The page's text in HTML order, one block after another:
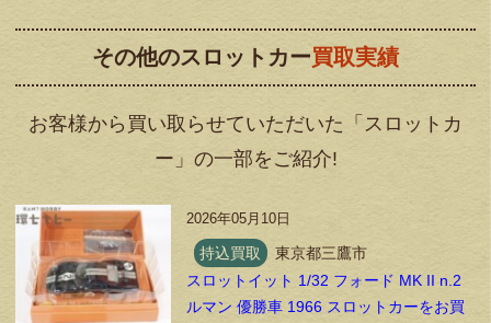
その他のスロットカー買取実績
お客様から買い取らせていただいた「スロットカ
ー」の一部をご紹介!
2026年05月10日
持込買取
東京都三鷹市
スロットイット 1/32 フォード MK II n.2
ルマン 優勝車 1966 スロットカーをお買